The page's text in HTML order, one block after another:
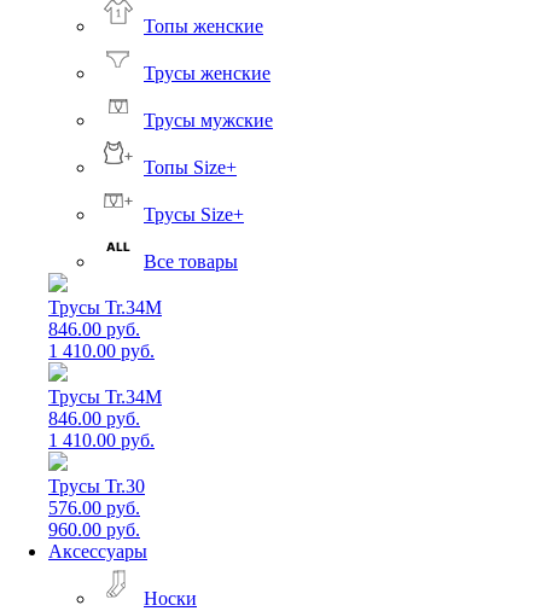
Топы женские
Трусы женские
Трусы мужские
Топы Size+
Трусы Size+
Все товары
Трусы Tr.34M
846.00 руб.
1 410.00 руб.
Трусы Tr.34M
846.00 руб.
1 410.00 руб.
Трусы Tr.30
576.00 руб.
960.00 руб.
Аксессуары
Носки